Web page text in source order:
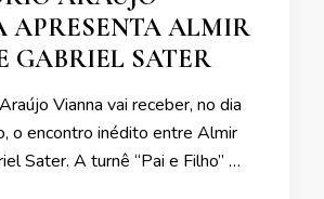
APRESENTA ALMIR
GABRIEL SATER
Vianna vai receber, no dia
o encontro inédito entre Almir
Sater. A turnê “Pai e Filho” …